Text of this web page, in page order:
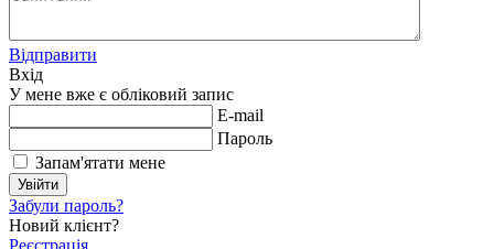
Відправити
Вхід
У мене вже є обліковий запис
E-mail
Пароль
Запам'ятати мене
Увійти
Забули пароль?
Новий клієнт?
Реєстрація